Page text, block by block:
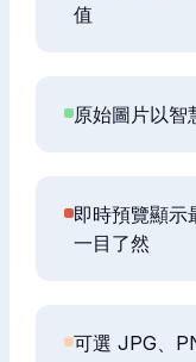
值
原始圖片以智
即時預覽顯
一目了然
可選 JPG、